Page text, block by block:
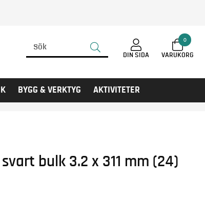
0
DIN SIDA
BYGG & VERKTYG AKTIVITETER
bulk 3.2 x 311 mm (24)